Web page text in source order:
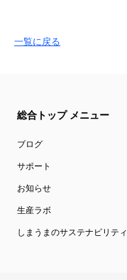
一覧に戻る
総合トップ メニュー
ブログ
サポート
お知らせ
生産ラボ
しまうまのサステナビリティ